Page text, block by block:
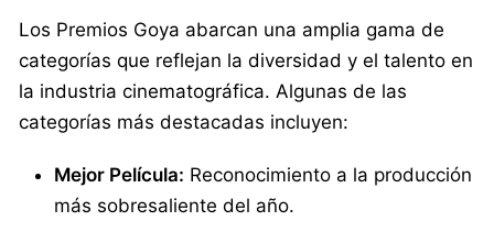
Los Premios Goya abarcan una amplia gama de
categorías que reflejan la diversidad y el talento en
la industria cinematográfica. Algunas de las
categorías más destacadas incluyen:
Mejor Película: Reconocimiento a la producción
más sobresaliente del año.